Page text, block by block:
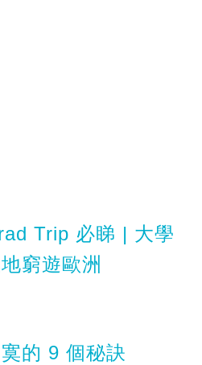
Trip 必睇 | 大學
窮遊歐洲
的 9 個秘訣